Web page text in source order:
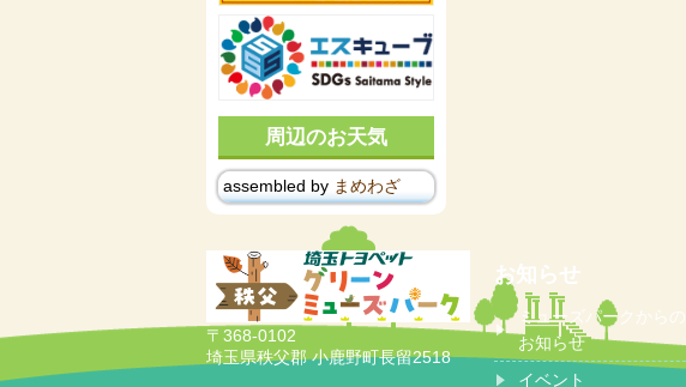
周辺のお天気
assembled by まめわざ
〒368-0102
埼玉県秩父郡 小鹿野町長留2518
お知らせ
ミューズパークからの
お知らせ
イベント